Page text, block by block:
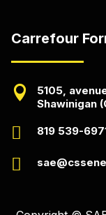
Carrefour

5105,
Shawinigan
 819 539-
